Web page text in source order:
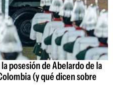
posesión de Abelardo de la
(y qué dicen sobre